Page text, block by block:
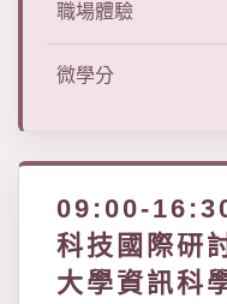
職場體驗
微學分
09:00-
科技國際研
大學資訊科